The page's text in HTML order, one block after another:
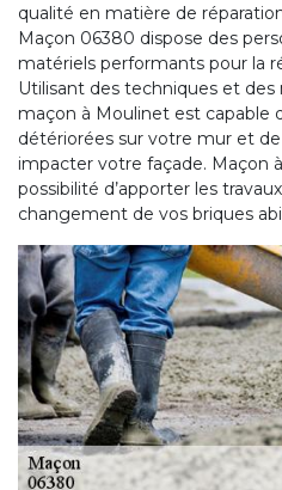
qualité en matière de
Maçon 06380 dispose des
matériels performants pour la
Utilisant des techniques et
maçon à Moulinet est capable
détériorées sur votre mur et
impacter votre façade. Maçon
possibilité d’apporter les
changement de vos briques